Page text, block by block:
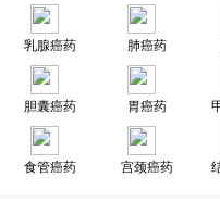
乳腺癌药 肺癌药
胆囊癌药 胃癌药
食管癌药 宫颈癌药